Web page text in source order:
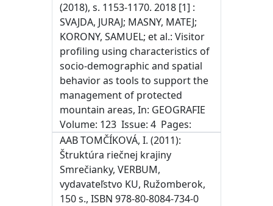
(2018), s. 1153-1170. 2018 [1] :
SVAJDA, JURAJ; MASNY, MATEJ;
KORONY, SAMUEL; et al.: Visitor
profiling using characteristics of
socio-demographic and spatial
behavior as tools to support the
management of protected
mountain areas, In: GEOGRAFIE
AAB TOMČÍKOVÁ, I. (2011):
Štruktúra riečnej krajiny
Smrečianky, VERBUM,
vydavateľstvo KU, Ružomberok,
150 s., ISBN 978-80-8084-734-0